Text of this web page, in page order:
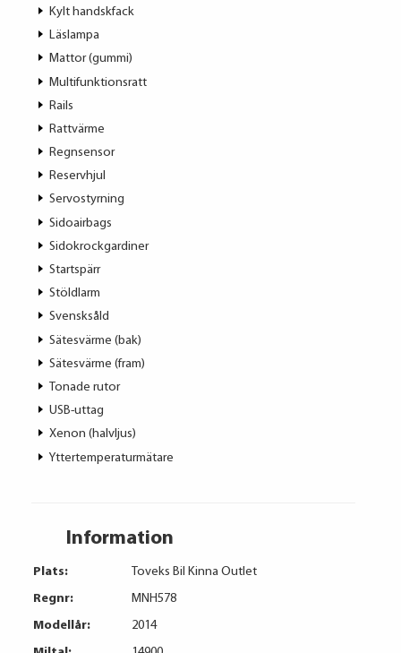
Kylt handskfack
Läslampa
Mattor (gummi)
Multifunktionsratt
Rails
Rattvärme
Regnsensor
Reservhjul
Servostyrning
Sidoairbags
Sidokrockgardiner
Startspärr
Stöldlarm
Svensksåld
Sätesvärme (bak)
Sätesvärme (fram)
Tonade rutor
USB-uttag
Xenon (halvljus)
Yttertemperaturmätare
Information
Plats:
Toveks Bil Kinna Outlet
Regnr:
MNH578
Modellår:
2014